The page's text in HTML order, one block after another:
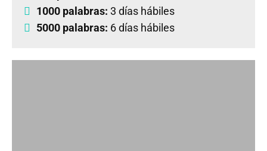
1000 palabras: 3 días hábiles
5000 palabras: 6 días hábiles